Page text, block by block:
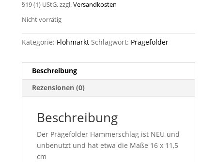
§19 (1) UStG.zzgl.Versandkosten
Nicht vorrätig
Kategorie: Flohmarkt Schlagwort: Prägefolder
Beschreibung
Rezensionen (0)
Beschreibung
Der Prägefolder Hammerschlag ist NEU und
unbenutzt und hat etwa die Maße 16 x 11,5
cm